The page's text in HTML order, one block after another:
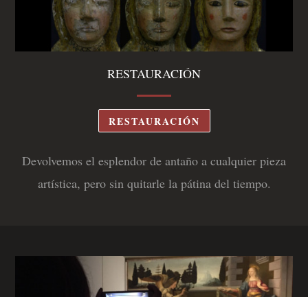
RESTAURACIÓN
RESTAURACIÓN
Devolvemos el esplendor de antaño a cualquier pieza
artística, pero sin quitarle la pátina del tiempo.